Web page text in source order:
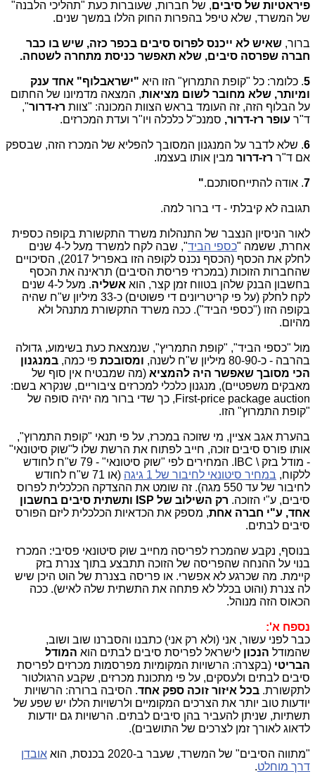
פיראטיות של סיבים, של חברות, שעוברות כעת "תהליכי הלבנה"
של המשרד, שלא טיפל בהפרות החוק הללו במשך שנים.
ברור, שאיש לא ייכנס לפרוס סיבים בכפר כזה, שיש בו כבר
חברה שפרסה סיבים, שלא תאפשר כניסת מתחרה לשטחה.
5. כלומר: כל "קופת התמרוץ" הזו היא "ישראבלוף" אחד ענק
ומיותר, שלא מחובר לשום מציאות, המצאה מדמיונו של החתום
על הבלוף הזה, זה העומד בראש הצוות המכונה: "צוות רז-דרור",
ד"ר עופר רז-דרור, סמנכ"ל כלכלה ויו"ר ועדת המכרזים.
6. שלא לדבר על המנגנון המסובך להפליא של המכרז הזה, שבספק
אם ד"ר רז-דרור מבין אותו בעצמו.
7. אודה להתייחסותכם."
תגובה לא קיבלתי - די ברור למה.
לאור הניסיון הנצבר של התנהלות משרד התקשורת בקופה כספית
אחרת, ששמה "כספי הביד
", שבה לקח למשרד מעל ל-4 שנים
לחלק את הכסף (הכסף נכנס לקופה הזו באפריל 2017), הסיכויים
שהחברות הזוכות (במכרזי פריסת הסיבים) תראינה את הכסף
בחשבון הבנק שלהן בטווח זמן קצר, הוא אשליה
. מעל ל-4 שנים
לקח לחלק (על פי קריטריונים די פשוטים) כ-33 מיליון ש"ח שהיה
בקופה הזו ("כספי הביד"). ככה משרד התקשורת מתנהל ולא
מהיום.
מול "כספי הביד", "קופת התמריץ", שנמצאת כעת בשימוע, גדולה
בהרבה - כ-80-90 מיליון ש"ח לשנה,
ומסובכת פי כמה, במנגנון
הכי מסובך שאפשר היה להמציא (מה שמבטיח אין סוף של
מאבקים משפטיים), מנגנון כלכלי למכרזים ציבוריים, שנקרא בשם:
First-price package auction, כך שדי ברור מה יהיה סופה של
"קופת התמרוץ" הזו.
בהערת אגב אציין, מי שזוכה במכרז, על פי תנאי "קופת התמרוץ",
אותו פורס סיבים זוכה, חייב לפתוח את הרשת שלו ל"שוק סיטונאי"
- מודל בזק \ IBC. המחירים לפי "שוק סיטונאי" - 79 ש"ח לחודש
ללקוח, במחיר סיטונאי לחיבור של 1 גיגה
(או 71 ש"ח לחודש
לחיבור של עד 550 מגה). זה שומט את ההצדקה הכלכלית לפרוס
סיבים, ע"י הזוכה.
רק השילוב של ISP ותשתית סיבים בחשבון
אחד, ע"י חברה אחת, מספק את הכדאיות הכלכלית ליזם הפורס
סיבים לבתים.
בנוסף, נקבע שהמכרז לפריסה מחייב שוק סיטונאי פסיבי: המכרז
בנוי על ההנחה שהפריסה של הזוכה תתבצע בתוך צנרת בזק
קיימת. מה שכרגע לא אפשרי. או פריסה בצנרת של הוט היכן שיש
לה צנרת (והוט בכלל לא פתחה את התשתית שלה לאיש). ככה
הכאוס הזה מנוהל.
נספח א':
כבר לפני עשור, אני (ולא רק אני) כתבנו והסברנו שוב ושוב,
שהמודל הנכון לישראל לפריסת סיבים לבתים הוא המודל
הבריטי (בקצרה: הרשויות המקומיות מפרסמות מכרזים לפריסת
סיבים לבתים ולעסקים, על פי מתכונת מכרזים, שקבע הרגולטור
לתקשורת. בכל איזור זוכה ספק אחד. הסיבה ברורה: הרשויות
יודעות טוב יותר את הצרכים המקומיים ולרשויות הללו יש שפע של
תשתיות, שניתן להעביר בהן סיבים לבתים. הרשויות גם יודעות
לדאוג לאורך זמן לצרכים של התושבים).
"מתווה הסיבים" של המשרד, שעבר ב-2020 בכנסת, הוא
אובדן
דרך מוחלט.